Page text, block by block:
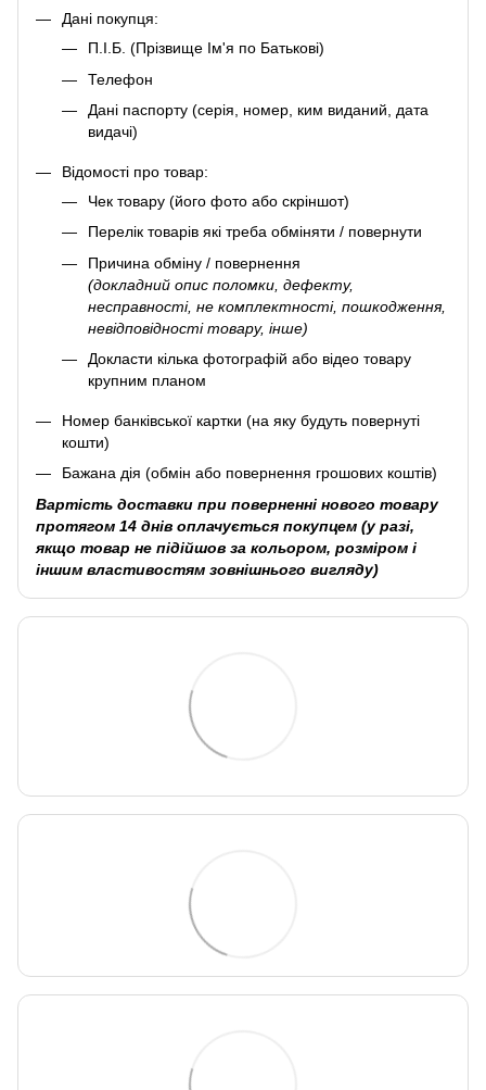
Дані покупця:
П.І.Б. (Прізвище Ім'я по Батькові)
Телефон
Дані паспорту (серія, номер, ким виданий, дата
видачі)
Відомості про товар:
Чек товару (його фото або скріншот)
Перелік товарів які треба обміняти / повернути
Причина обміну / повернення
(докладний опис поломки, дефекту,
несправності, не комплектності, пошкодження,
невідповідності товару, інше)
Докласти кілька фотографій або відео товару
крупним планом
Номер банківської картки (на яку будуть повернуті
кошти)
Бажана дія (обмін або повернення грошових коштів)
Вартість доставки при поверненні нового товару
протягом 14 днів оплачується покупцем (у разі,
якщо товар не підійшов за кольором, розміром і
іншим властивостям зовнішнього вигляду)